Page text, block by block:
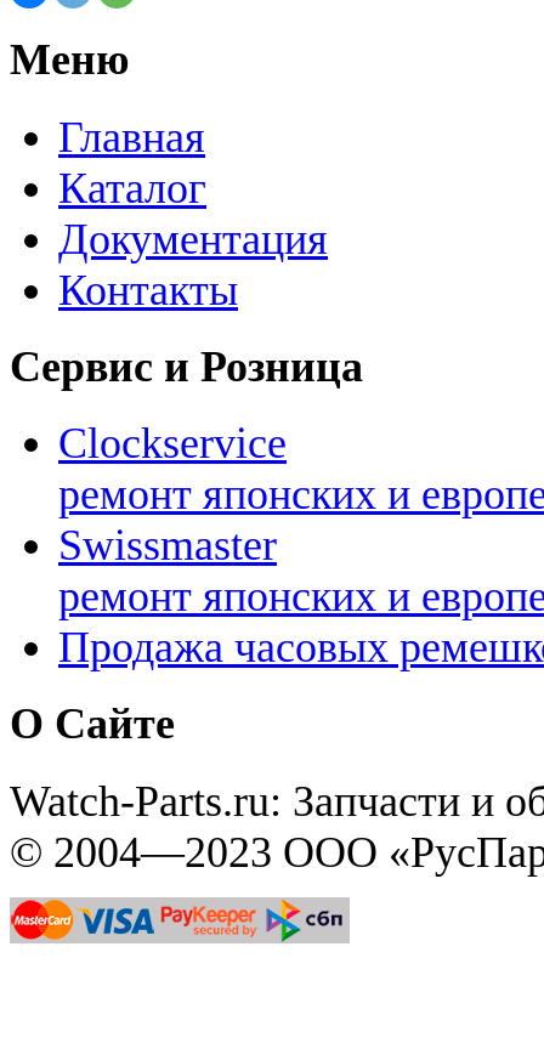
Меню
Главная
Каталог
Документация
Контакты
Сервис и Розница
Clockservice
ремонт японских и
Swissmaster
ремонт японских и
Продажа часовых
О Сайте
Watch-Parts.ru: Запчасти и
© 2004—2023 ООО